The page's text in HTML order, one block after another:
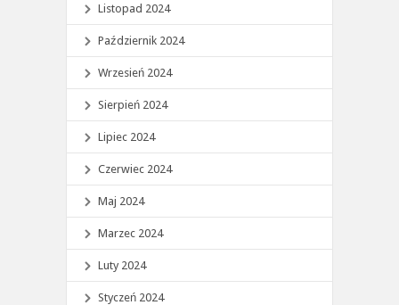
Listopad 2024
Październik 2024
Wrzesień 2024
Sierpień 2024
Lipiec 2024
Czerwiec 2024
Maj 2024
Marzec 2024
Luty 2024
Styczeń 2024